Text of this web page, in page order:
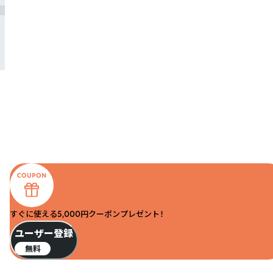
すぐに使える5,000円クーポンプレゼント！
ユーザー登録
無料